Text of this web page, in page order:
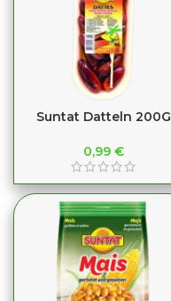
Suntat Datteln 200G
0,99 €